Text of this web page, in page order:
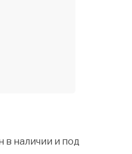
в наличии и под